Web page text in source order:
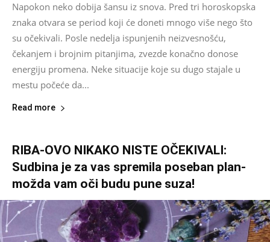
Napokon neko dobija šansu iz snova. Pred tri horoskopska
znaka otvara se period koji će doneti mnogo više nego što
su očekivali. Posle nedelja ispunjenih neizvesnošću,
čekanjem i brojnim pitanjima, zvezde konačno donose
energiju promena. Neke situacije koje su dugo stajale u
mestu počeće da...
Read more
RIBA-OVO NIKAKO NISTE OČEKIVALI:
Sudbina je za vas spremila poseban plan-
možda vam oči budu pune suza!